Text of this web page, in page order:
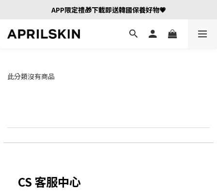
APP限定禮🎁下載即送韓國保養好物💗
此分類沒有商品
CS 客服中心